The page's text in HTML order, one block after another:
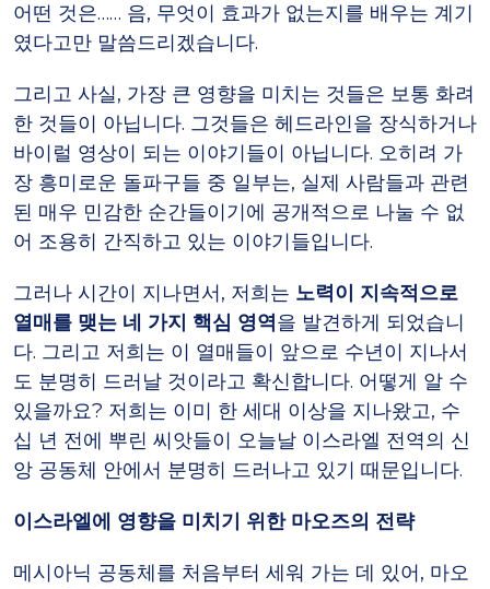
어떤 것은…… 음, 무엇이 효과가 없는지를 배우는 계기
였다고만 말씀드리겠습니다.
그리고 사실, 가장 큰 영향을 미치는 것들은 보통 화려
한 것들이 아닙니다. 그것들은 헤드라인을 장식하거나
바이럴 영상이 되는 이야기들이 아닙니다. 오히려 가
장 흥미로운 돌파구들 중 일부는, 실제 사람들과 관련
된 매우 민감한 순간들이기에 공개적으로 나눌 수 없
어 조용히 간직하고 있는 이야기들입니다.
그러나 시간이 지나면서, 저희는 노력이 지속적으로
열매를 맺는 네 가지 핵심 영역을 발견하게 되었습니
다. 그리고 저희는 이 열매들이 앞으로 수년이 지나서
도 분명히 드러날 것이라고 확신합니다. 어떻게 알 수
있을까요? 저희는 이미 한 세대 이상을 지나왔고, 수
십 년 전에 뿌린 씨앗들이 오늘날 이스라엘 전역의 신
앙 공동체 안에서 분명히 드러나고 있기 때문입니다.
이스라엘에 영향을 미치기 위한 마오즈의 전략
메시아닉 공동체를 처음부터 세워 가는 데 있어, 마오